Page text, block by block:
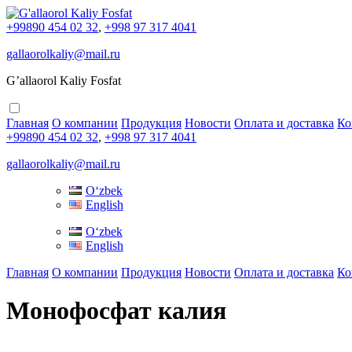
+99890 454 02 32, +998 97 317 4041
gallaorolkaliy@mail.ru
G’allaorol Kaliy Fosfat
Главная О компании Продукция Новости Оплата и доставка
+99890 454 02 32, +998 97 317 4041
gallaorolkaliy@mail.ru
Oʻzbek
English
Oʻzbek
English
Главная О компании Продукция Новости Оплата и доставка
Монофосфат калия